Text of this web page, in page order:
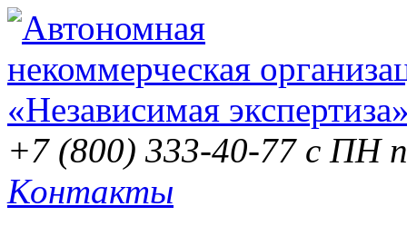
+7 (800) 333-40-77 с ПН
Контакты